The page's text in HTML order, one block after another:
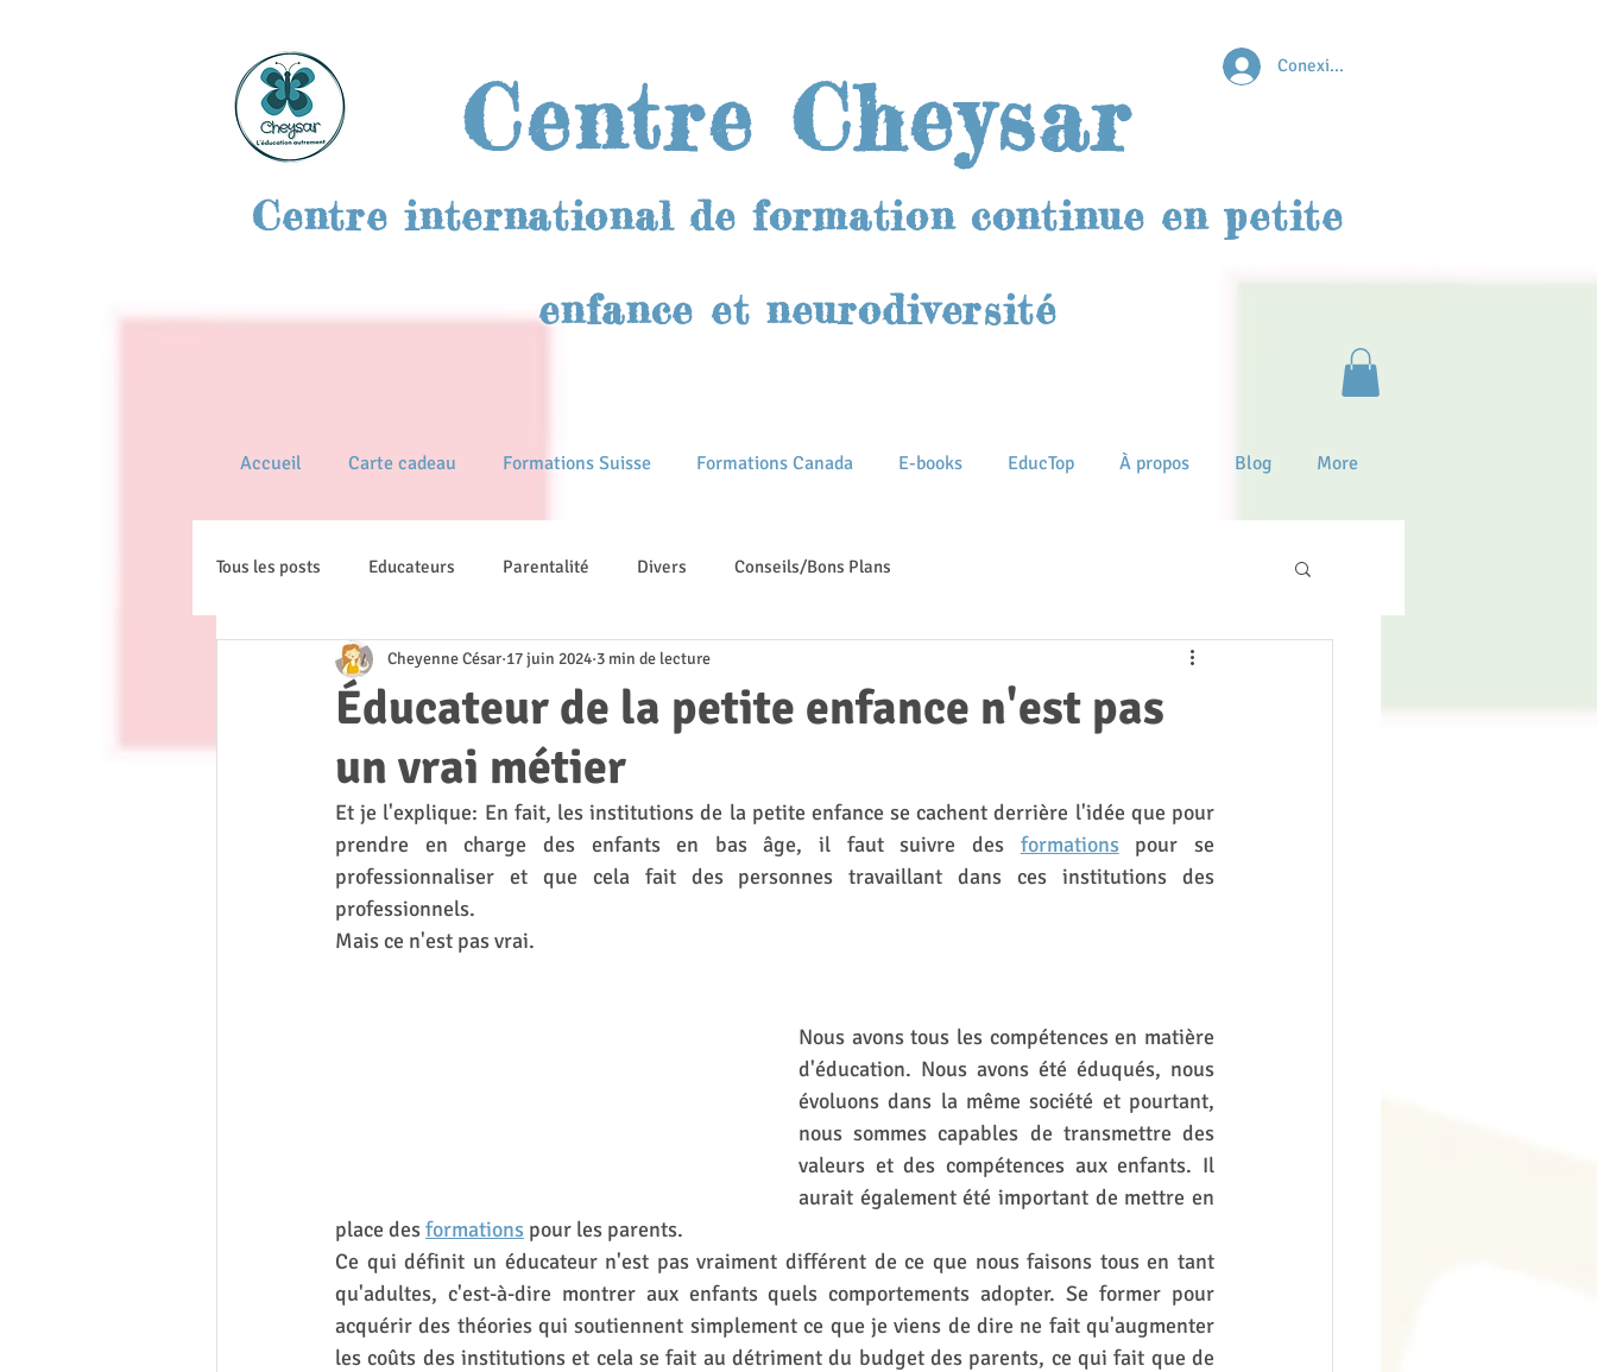
Centre Cheysar
Centre international de formation continue en petite
enfance et neurodiversité
Conexion
Accueil Carte cadeau Formations Suisse Formations Canada E-books EducTop À propos Blog More
Tous les posts Educateurs Parentalité Divers Conseils/Bons Plans
Éducateur de la petite enfance n'est pas
un vrai métier
Cheyenne César 17 juin 2024 3 min de lecture
Et je l'explique: En fait, les institutions de la petite enfance se cachent derrière l'idée que pour
prendre en charge des enfants en bas âge, il faut suivre des formations pour se
professionnaliser et que cela fait des personnes travaillant dans ces institutions des
professionnels.
Mais ce n'est pas vrai.
Nous avons tous les compétences en matière
d'éducation. Nous avons été éduqués, nous
évoluons dans la même société et pourtant,
nous sommes capables de transmettre des
valeurs et des compétences aux enfants. Il
aurait également été important de mettre en
place des formations pour les parents.
Ce qui définit un éducateur n'est pas vraiment différent de ce que nous faisons tous en tant
qu'adultes, c'est-à-dire montrer aux enfants quels comportements adopter. Se former pour
acquérir des théories qui soutiennent simplement ce que je viens de dire ne fait qu'augmenter
les coûts des institutions et cela se fait au détriment du budget des parents, ce qui fait que de